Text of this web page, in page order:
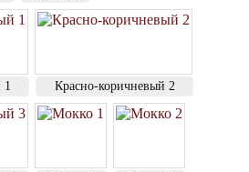
1 Красно-коричневый 2